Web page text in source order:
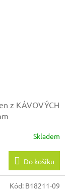
z KÁVOVÝCH
Skladem
Do košíku
Kód: B18211-09